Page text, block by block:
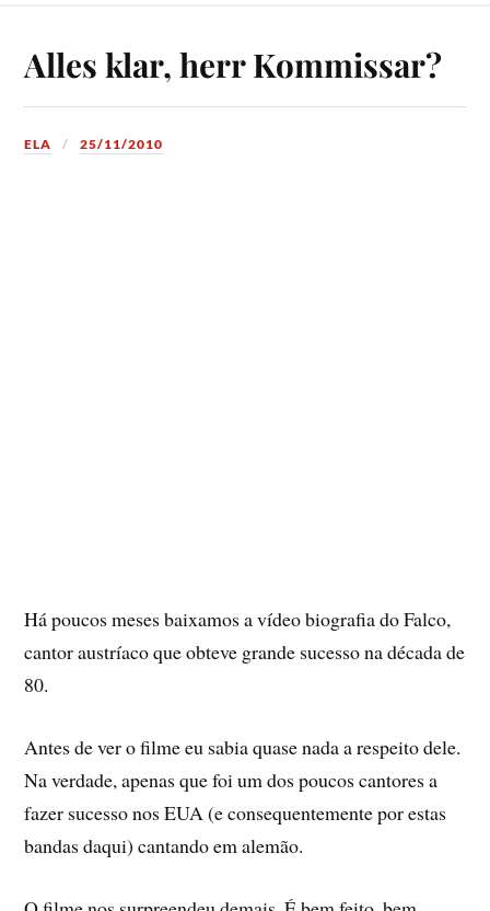
Alles klar, herr Kommissar?
ELA 25/11/2010
Há poucos meses baixamos a ví­deo biografia do Falco,
cantor austrí­aco que obteve grande sucesso na década de
80.
Antes de ver o filme eu sabia quase nada a respeito dele.
Na verdade, apenas que foi um dos poucos cantores a
fazer sucesso nos EUA (e consequentemente por estas
bandas daqui) cantando em alemão.